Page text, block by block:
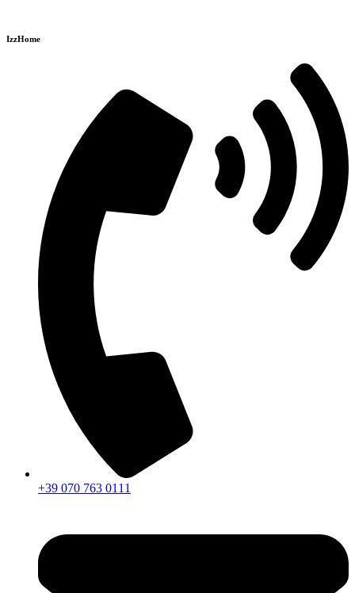
IzzHome
+39 070 763 0111